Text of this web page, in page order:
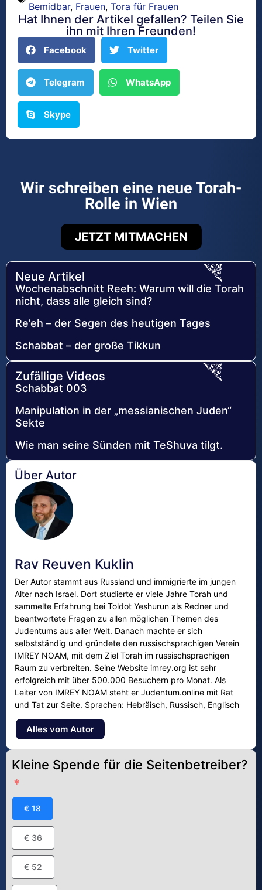
Bemidbar, Frauen, Tora für Frauen
Hat Ihnen der Artikel gefallen? Teilen Sie
ihn mit Ihren Freunden!
Facebook Twitter
Telegram WhatsApp
Skype
Wir schreiben eine neue Torah-
Rolle in Wien
JETZT MITMACHEN
Neue Artikel
Wochenabschnitt Reeh: Warum will die Torah
nicht, dass alle gleich sind?
Re’eh – der Segen des heutigen Tages
Schabbat – der große Tikkun
Zufällige Videos
Schabbat 003
Manipulation in der „messianischen Juden“
Sekte
Wie man seine Sünden mit TeShuva tilgt.
Über Autor
Rav Reuven Kuklin
Der Autor stammt aus Russland und immigrierte im jungen
Alter nach Israel. Dort studierte er viele Jahre Torah und
sammelte Erfahrung bei Toldot Yeshurun als Redner und
beantwortete Fragen zu allen möglichen Themen des
Judentums aus aller Welt. Danach machte er sich
selbstständig und gründete den russischsprachigen Verein
IMREY NOAM, mit dem Ziel Torah im russischsprachigen
Raum zu verbreiten. Seine Website imrey.org ist sehr
erfolgreich mit über 500.000 Besuchern pro Monat. Als
Leiter von IMREY NOAM steht er Judentum.online mit Rat
und Tat zur Seite. Sprachen: Hebräisch, Russisch, Englisch
Alles vom Autor
Kleine Spende für die Seitenbetreiber?
€ 18
€ 36
€ 52